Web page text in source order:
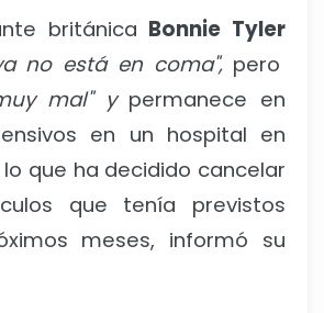
británica Bonnie Tyler
no está en coma", pero
mal" ypermanece en
en un hospital en
lo que ha decidido cancelar
que tenía previstos
meses, informó su